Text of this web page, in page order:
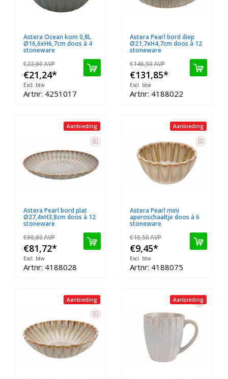
Astera Ocean kom 0,8L
Ø16,6xH6,7cm doos à 4
stoneware
€23,60AVP
€21,24*
Excl. btw
Artnr: 4251017
Astera Pearl bord diep
Ø21,7xH4,7cm doos à 12
stoneware
€146,50AVP
€131,85*
Excl. btw
Artnr: 4188022
Aanbieding
Astera Pearl bord plat
Ø27,4xH3,8cm doos à 12
stoneware
€90,80AVP
€81,72*
Excl. btw
Artnr: 4188028
Aanbieding
Astera Pearl mini
aperoschaaltje doos à 6
stoneware
€10,50AVP
€9,45*
Excl. btw
Artnr: 4188075
Aanbieding Aanbieding